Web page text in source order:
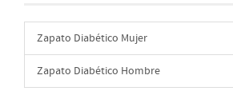
Zapato Diabético Mujer
Zapato Diabético Hombre